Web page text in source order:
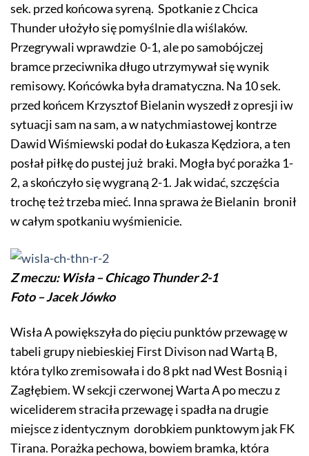
sek. przed końcowa syreną. Spotkanie z Chcica
Thunder ułożyło się pomyślnie dla wiślaków.
Przegrywali wprawdzie 0-1, ale po samobójczej
bramce przeciwnika długo utrzymywał się wynik
remisowy. Końcówka była dramatyczna. Na 10 sek.
przed końcem Krzysztof Bielanin wyszedł z opresji iw
sytuacji sam na sam, a w natychmiastowej kontrze
Dawid Wiśmiewski podał do Łukasza Kędziora, a ten
posłał piłkę do pustej już braki. Mogła być porażka 1-
2, a skończyło się wygraną 2-1. Jak widać, szczęścia
trochę też trzeba mieć. Inna sprawa że Bielanin bronił
w całym spotkaniu wyśmienicie.
Z meczu: Wisła – Chicago Thunder 2-1
Foto – Jacek Jówko
Wisła A powiększyła do pięciu punktów przewagę w
tabeli grupy niebieskiej First Divison nad Wartą B,
która tylko zremisowała i do 8 pkt nad West Bosnią i
Zagłębiem. W sekcji czerwonej Warta A po meczu z
wiceliderem straciła przewagę i spadła na drugie
miejsce z identycznym dorobkiem punktowym jak FK
Tirana. Porażka pechowa, bowiem bramka, która